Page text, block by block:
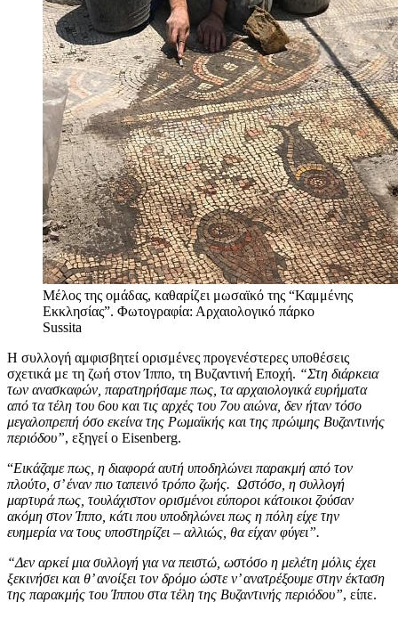
Μέλος της ομάδας, καθαρίζει μωσαϊκό της “Καμμένης
Εκκλησίας”. Φωτογραφία: Αρχαιολογικό πάρκο
Sussita
Η συλλογή αμφισβητεί ορισμένες προγενέστερες υποθέσεις
σχετικά με τη ζωή στον Ίππο, τη Βυζαντινή Εποχή. “Στη διάρκεια
των ανασκαφών, παρατηρήσαμε πως, τα αρχαιολογικά ευρήματα
από τα τέλη του 6ου και τις αρχές του 7ου αιώνα, δεν ήταν τόσο
μεγαλοπρεπή όσο εκείνα της Ρωμαϊκής και της πρώιμης Βυζαντινής
περιόδου”, εξηγεί ο Eisenberg.
“Εικάζαμε πως, η διαφορά αυτή υποδηλώνει παρακμή από τον
πλούτο, σ’ έναν πιο ταπεινό τρόπο ζωής. Ωστόσο, η συλλογή
μαρτυρά πως, τουλάχιστον ορισμένοι εύποροι κάτοικοι ζούσαν
ακόμη στον Ίππο, κάτι που υποδηλώνει πως η πόλη είχε την
ευημερία να τους υποστηρίζει – αλλιώς, θα είχαν φύγει”.
“Δεν αρκεί μια συλλογή για να πειστώ, ωστόσο η μελέτη μόλις έχει
ξεκινήσει και θ’ ανοίξει τον δρόμο ώστε ν’ ανατρέξουμε στην έκταση
της παρακμής του Ίππου στα τέλη της Βυζαντινής περιόδου”, είπε.